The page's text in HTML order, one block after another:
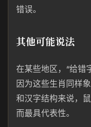
错误。
其他可能说法
在某些地区，“给错
因为这些生肖同样
和汉字结构来说，
而最具代表性。